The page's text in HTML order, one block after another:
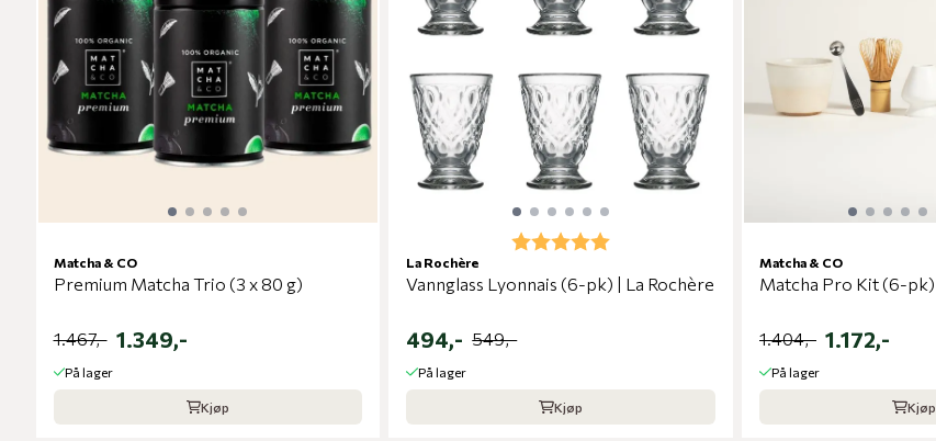
Matcha & CO
Premium Matcha Trio (3 x 80 g)
1.467,- 1.349,-
På lager
Kjøp
Karakter:
La Rochère
Vannglass Lyonnais (6-pk) | La Rochère
494,- 549,-
På lager
Kjøp
Matcha & CO
Matcha Pro Kit (6-pk)
1.404,- 1.172,-
På lager
Kjøp